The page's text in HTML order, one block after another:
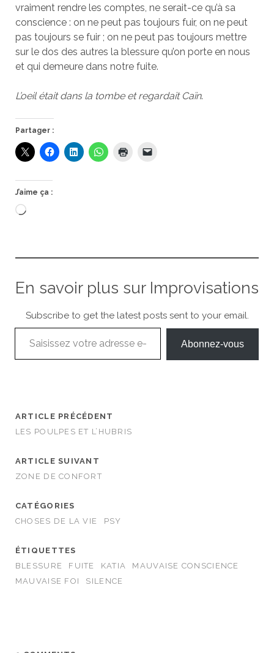
vraiment rendre les comptes, ne serait-ce qu’à sa
conscience : on ne peut pas toujours fuir, on ne peut
pas toujours se fuir ; on ne peut pas toujours mettre
sur le dos des autres la blessure qu’on porte en nous
et qui demeure dans notre fuite.
L’oeil était dans la tombe et regardait Caïn.
Partager :
J’aime ça :
Chargement…
En savoir plus sur Improvisations
Subscribe to get the latest posts sent to your email.
Saisissez votre adresse e-mail…
Abonnez-vous
ARTICLE PRÉCÉDENT
LES POULPES ET L’HUBRIS
ARTICLE SUIVANT
ZONE DE CONFORT
CATÉGORIES
CHOSES DE LA VIE
PSY
ÉTIQUETTES
BLESSURE
FUITE KATIA
MAUVAISE CONSCIENCE
MAUVAISE FOI
SILENCE